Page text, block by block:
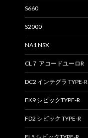
S660
S2000
NA1 NSX
CL７ アコードユーロR
DC2 インテグラ TYPE-R
EK9 シビックTYPE-R
FD2 シビック TYPE-R